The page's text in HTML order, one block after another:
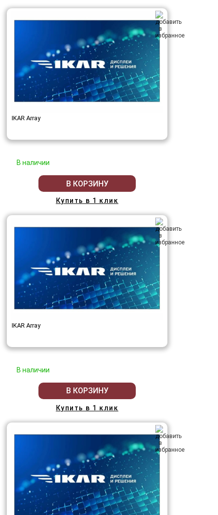
IKAR Array
В наличии
В КОРЗИНУ
Купить в 1 клик
IKAR Array
В наличии
В КОРЗИНУ
Купить в 1 клик